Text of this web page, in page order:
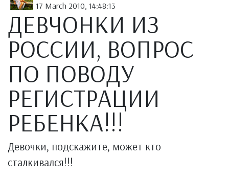
17 March 2010, 14:48:13
ДЕВЧОНКИ ИЗ
РОССИИ, ВОПРОС
ПО ПОВОДУ
РЕГИСТРАЦИИ
РЕБЕНКА!!!
Девочки, подскажите, может кто
сталкивался!!!